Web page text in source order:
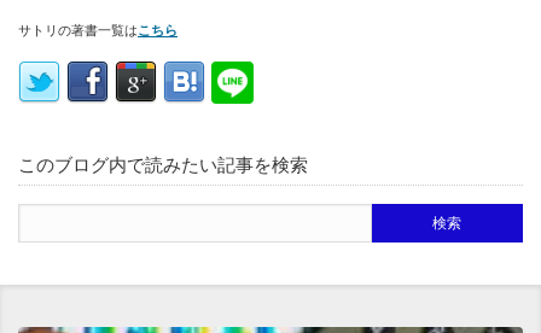
サトリの著書一覧はこちら
このブログ内で読みたい記事を検索